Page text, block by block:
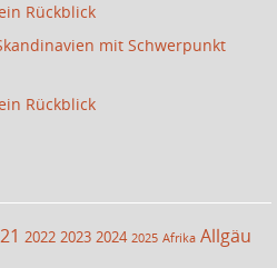
Rückblick
mit Schwerpunkt
Rückblick
2022 2023 2024 2025 Afrika Allgäu